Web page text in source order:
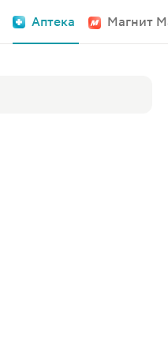
Аптека Магнит